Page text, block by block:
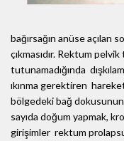
bağırsağın anüse açılan
çıkmasıdır. Rektum
tutunamadığında
ıkınma gerektiren
bölgedeki bağ
sayıda doğum yapmak,
girişimler rektum